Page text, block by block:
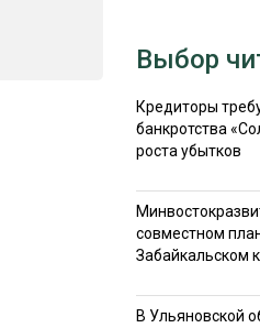
Выбор
Кредиторы
банкротства
роста убытков
совместном
Забайкальском
В Ульяновской